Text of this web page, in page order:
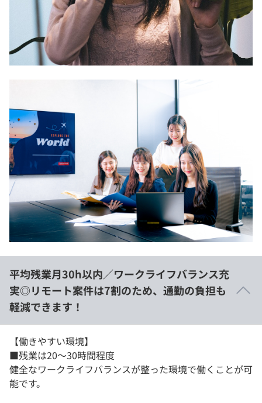
平均残業月30h以内／ワークライフバランス充
実◎リモート案件は7割のため、通勤の負担も
軽減できます！
【働きやすい環境】
■残業は20〜30時間程度
健全なワークライフバランスが整った環境で働くことが可
能です。